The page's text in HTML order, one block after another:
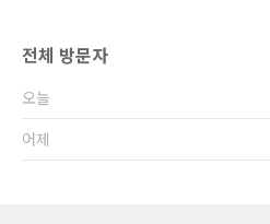
전체 방문자
오늘
어제